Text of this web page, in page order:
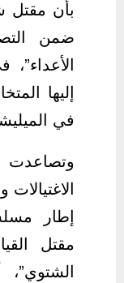
بأن مقتل
ضمن
إليها
في
وتصاعدت
إطار
مقتل
الشتوي”،